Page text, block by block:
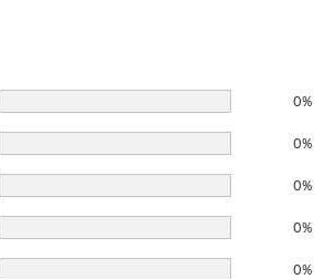
0%
0%
0%
0%
0%